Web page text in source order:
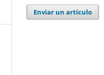
Enviar un artículo